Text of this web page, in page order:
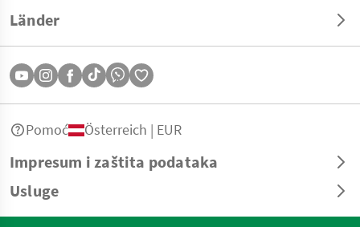
Länder
Impresum i zaštita podataka
Usluge
Pomoć Österreich | EUR